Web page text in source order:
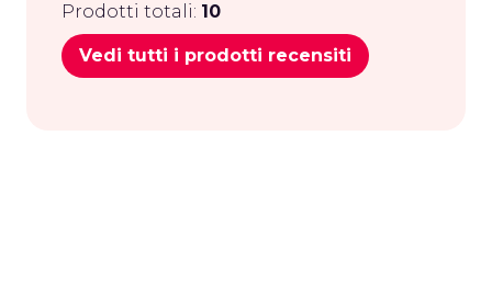
Prodotti totali: 10
Vedi tutti i prodotti recensiti